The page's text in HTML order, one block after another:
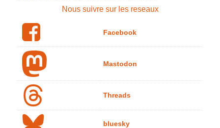
Nous suivre sur les reseaux
Facebook
Mastodon
Threads
bluesky